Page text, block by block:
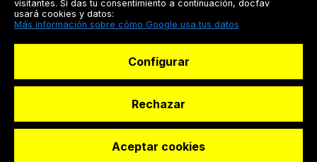
Docfav
© Dashboard Technologies S.L
visitantes. Si das tu consentimiento a continuación, docfav
usará cookies y datos:
Más información sobre cómo Google usa tus datos
Configurar
Rechazar
Aceptar cookies